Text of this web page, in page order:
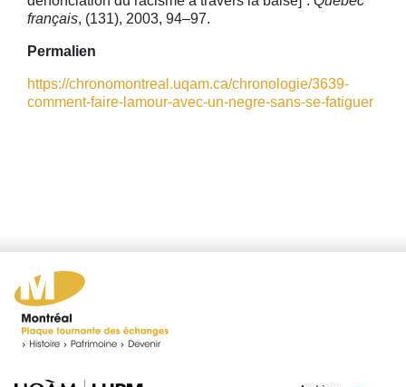
français, (131), 2003, 94–97.
Permalien
https://chronomontreal.uqam.ca/chronologie/3639-
comment-faire-lamour-avec-un-negre-sans-se-fatiguer